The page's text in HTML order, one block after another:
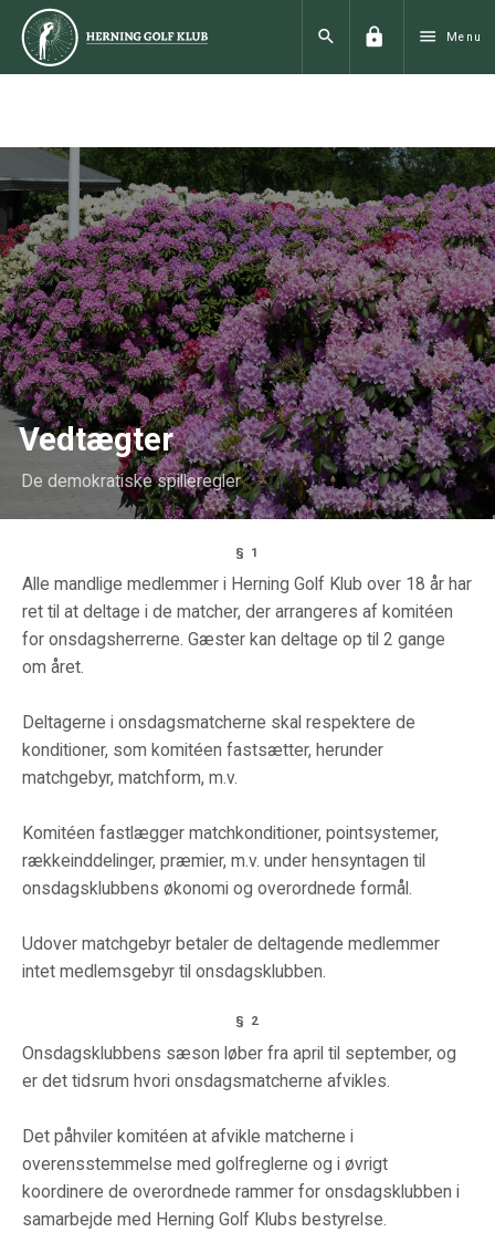
search lock menu Menu
Vedtægter
De demokratiske spilleregler
§ 1
Alle mandlige medlemmer i Herning Golf Klub over 18 år har
ret til at deltage i de matcher, der arrangeres af komitéen
for onsdagsherrerne. Gæster kan deltage op til 2 gange
om året.
Deltagerne i onsdagsmatcherne skal respektere de
konditioner, som komitéen fastsætter, herunder
matchgebyr, matchform, m.v.
Komitéen fastlægger matchkonditioner, pointsystemer,
rækkeinddelinger, præmier, m.v. under hensyntagen til
onsdagsklubbens økonomi og overordnede formål.
Udover matchgebyr betaler de deltagende medlemmer
intet medlemsgebyr til onsdagsklubben.
§ 2
Onsdagsklubbens sæson løber fra april til september, og
er det tidsrum hvori onsdagsmatcherne afvikles.
Det påhviler komitéen at afvikle matcherne i
overensstemmelse med golfreglerne og i øvrigt
koordinere de overordnede rammer for onsdagsklubben i
samarbejde med Herning Golf Klubs bestyrelse.